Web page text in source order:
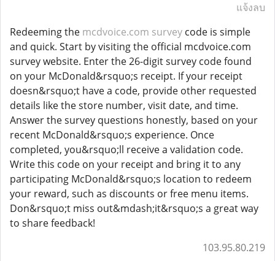
แจ้งลบ
Redeeming the mcdvoice.com survey code is simple
and quick. Start by visiting the official mcdvoice.com
survey website. Enter the 26-digit survey code found
on your McDonald&rsquo;s receipt. If your receipt
doesn&rsquo;t have a code, provide other requested
details like the store number, visit date, and time.
Answer the survey questions honestly, based on your
recent McDonald&rsquo;s experience. Once
completed, you&rsquo;ll receive a validation code.
Write this code on your receipt and bring it to any
participating McDonald&rsquo;s location to redeem
your reward, such as discounts or free menu items.
Don&rsquo;t miss out&mdash;it&rsquo;s a great way
to share feedback!
103.95.80.219